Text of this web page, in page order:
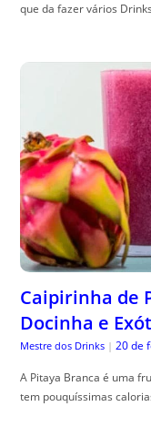
que da fazer vários
Caipirinha de
Docinha e
Mestre dos Drinks | 20 de
A Pitaya Branca é uma
tem pouquíssimas